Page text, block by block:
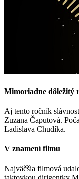
Mimoriadne dôležitý
Aj tento ročník
Zuzana Čaputová.
Ladislava Chudíka.
V znamení filmu
Najväčšia filmová